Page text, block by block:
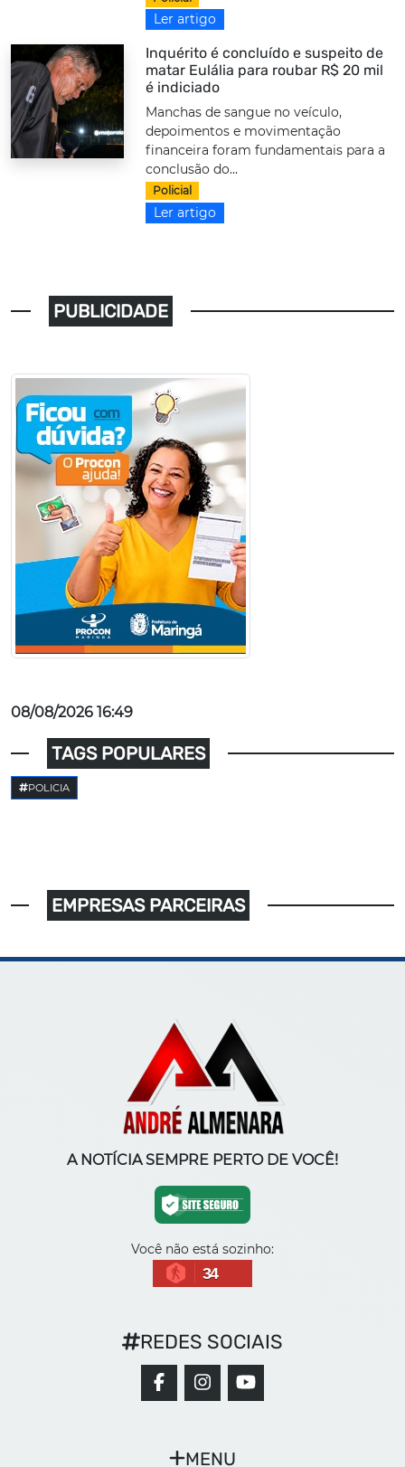
Ler artigo
Inquérito é concluído e suspeito de
matar Eulália para roubar R$ 20 mil
é indiciado
Manchas de sangue no veículo,
depoimentos e movimentação
financeira foram fundamentais para a
conclusão do...
Policial
Ler artigo
PUBLICIDADE
08/08/2026 16:49
TAGS POPULARES
POLICIA
EMPRESAS PARCEIRAS
A NOTÍCIA SEMPRE PERTO DE VOCÊ!
Você não está sozinho:
34
MENU
REDES SOCIAIS